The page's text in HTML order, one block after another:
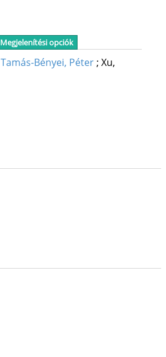
Megjelenítési opciók
Tamás-Bényei, Péter; Xu,